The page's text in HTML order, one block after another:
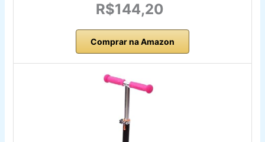
R$144,20
Comprar na Amazon